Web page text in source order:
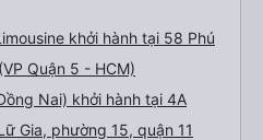
khởi hành tại 58 Phú
Quận 5 - HCM)
Nai) khởi hành tại 4A
Gia, phường 15, quận 11